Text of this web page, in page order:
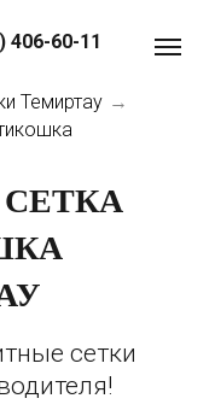
406-60-11
Темиртау →
сетки